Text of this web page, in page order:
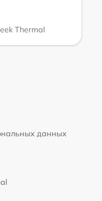
Thermal
данных